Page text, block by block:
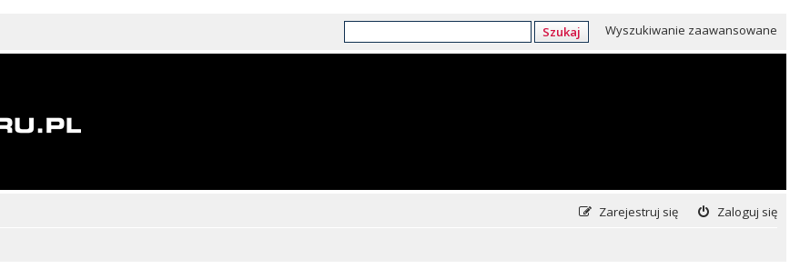
Szukaj Wyszukiwanie zaawansowane
Zaloguj się
Zarejestruj się